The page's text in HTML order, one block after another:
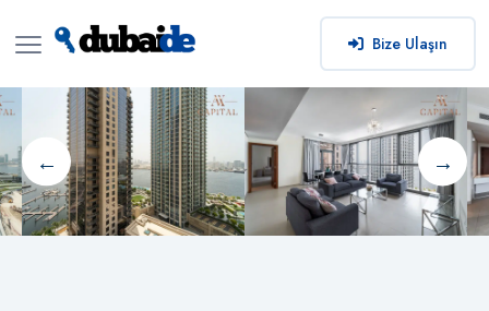
Bize Ulaşın